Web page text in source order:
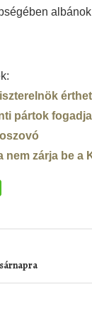
pártok
nem zárja be a